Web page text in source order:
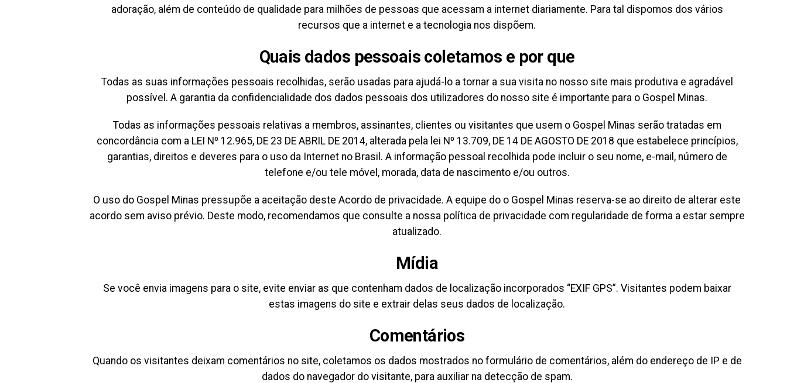
adoração, além de conteúdo de qualidade para milhões de pessoas que acessam a internet diariamente. Para tal dispomos dos vários
recursos que a internet e a tecnologia nos dispõem.
Quais dados pessoais coletamos e por que
Todas as suas informações pessoais recolhidas, serão usadas para ajudá-lo a tornar a sua visita no nosso site mais produtiva e agradável
possível. A garantia da confidencialidade dos dados pessoais dos utilizadores do nosso site é importante para o Gospel Minas.
Todas as informações pessoais relativas a membros, assinantes, clientes ou visitantes que usem o Gospel Minas serão tratadas em
concordância com a LEI Nº 12.965, DE 23 DE ABRIL DE 2014, alterada pela lei Nº 13.709, DE 14 DE AGOSTO DE 2018 que estabelece princípios,
garantias, direitos e deveres para o uso da Internet no Brasil. A informação pessoal recolhida pode incluir o seu nome, e-mail, número de
telefone e/ou tele móvel, morada, data de nascimento e/ou outros.
O uso do Gospel Minas pressupõe a aceitação deste Acordo de privacidade. A equipe do o Gospel Minas reserva-se ao direito de alterar este
acordo sem aviso prévio. Deste modo, recomendamos que consulte a nossa política de privacidade com regularidade de forma a estar sempre
atualizado.
Mídia
Se você envia imagens para o site, evite enviar as que contenham dados de localização incorporados “EXIF GPS”. Visitantes podem baixar
estas imagens do site e extrair delas seus dados de localização.
Comentários
Quando os visitantes deixam comentários no site, coletamos os dados mostrados no formulário de comentários, além do endereço de IP e de
dados do navegador do visitante, para auxiliar na detecção de spam.